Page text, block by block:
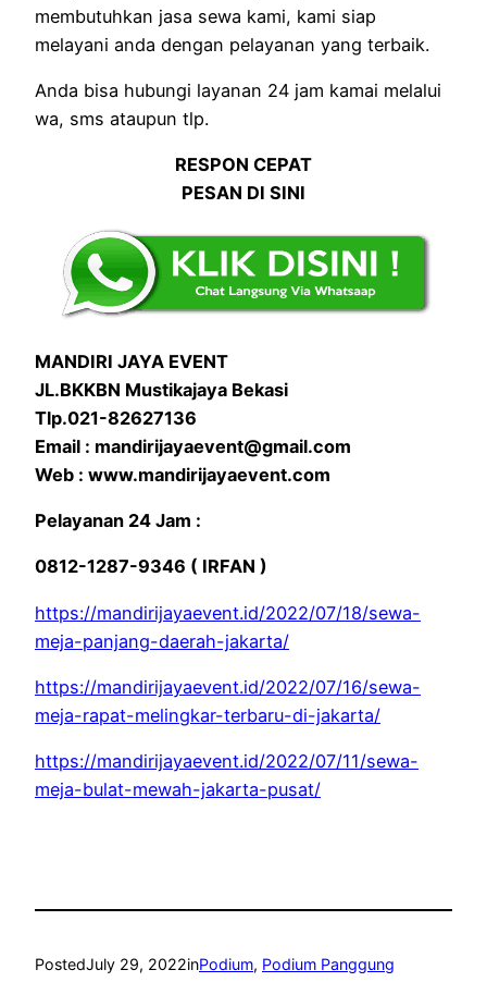
membutuhkan jasa sewa kami, kami siap
melayani anda dengan pelayanan yang terbaik.
Anda bisa hubungi layanan 24 jam kamai melalui
wa, sms ataupun tlp.
RESPON CEPAT
PESAN DI SINI
MANDIRI JAYA EVENT
JL.BKKBN Mustikajaya Bekasi
Tlp.021-82627136
Email : mandirijayaevent@gmail.com
Web : www.mandirijayaevent.com
Pelayanan 24 Jam :
0812-1287-9346 ( IRFAN )
https://mandirijayaevent.id/2022/07/18/sewa-
meja-panjang-daerah-jakarta/
https://mandirijayaevent.id/2022/07/16/sewa-
meja-rapat-melingkar-terbaru-di-jakarta/
https://mandirijayaevent.id/2022/07/11/sewa-
meja-bulat-mewah-jakarta-pusat/
PostedJuly 29, 2022inPodium, Podium Panggung